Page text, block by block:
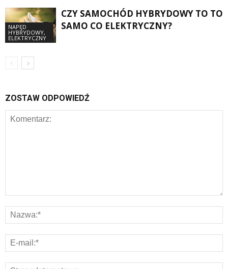
NAPĘD
HYBRYDOWY,
ELEKTRYCZNY
CZY SAMOCHÓD HYBRYDOWY TO TO
SAMO CO ELEKTRYCZNY?
ZOSTAW ODPOWIEDŹ